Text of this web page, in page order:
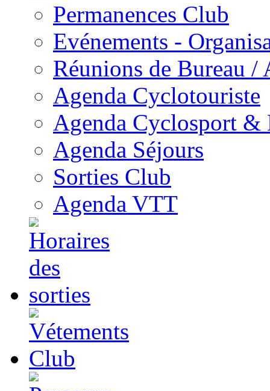
Permanences Club
Evénements -
Réunions de Bureau /
Agenda Cyclotouriste
Agenda Cyclosport &
Agenda Séjours
Sorties Club
Agenda VTT